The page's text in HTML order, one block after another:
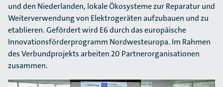
und den Niederlanden, lokale Ökosysteme zur Reparatur und
Weiterverwendung von Elektrogeräten aufzubauen und zu
etablieren. Gefördert wird E6 durch das europäische
Innovationsförderprogramm Nordwesteuropa. Im Rahmen
des Verbund­projekts arbeiten 20 Partnerorganisationen
zusammen.